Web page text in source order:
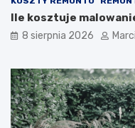
d
n
i
l
a
k
u
o
?
Ile kosztuje
8 sierpnia 2026